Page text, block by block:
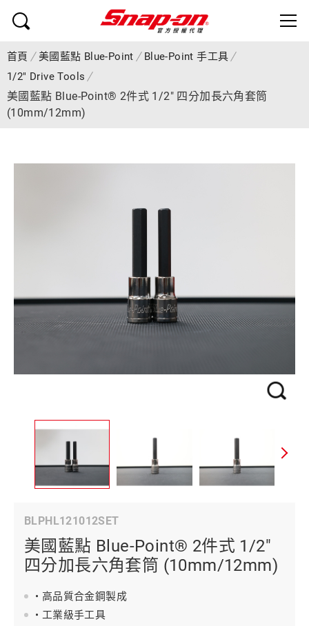
首頁 美國藍點 Blue-Point
Blue-Point 手工具
1/2" Drive Tools
美國藍點 Blue-Point® 2件式 1/2" 四分加長六角套筒
(10mm/12mm)
BLPHL121012SET
美國藍點 Blue-Point® 2件式 1/2"
四分加長六角套筒 (10mm/12mm)
• 高品質合金鋼製成
• 工業級手工具